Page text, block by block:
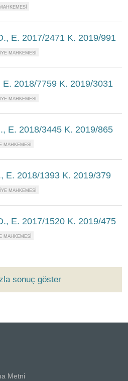
E. 2017/2471 K. 2019/991
2018/7759 K. 2019/3031
E. 2018/3445 K. 2019/865
E. 2018/1393 K. 2019/379
E. 2017/1520 K. 2019/475
sonuç göster
Metni